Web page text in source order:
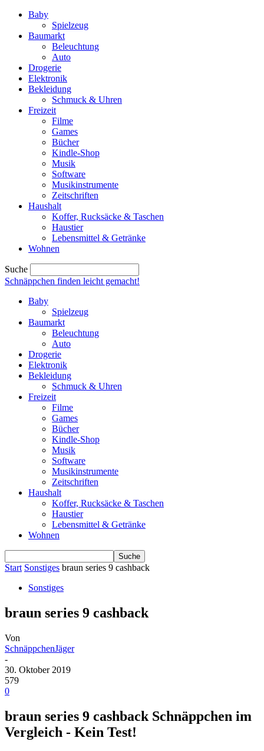
Baby
Spielzeug
Baumarkt
Beleuchtung
Auto
Drogerie
Elektronik
Bekleidung
Schmuck & Uhren
Freizeit
Filme
Games
Bücher
Kindle-Shop
Musik
Software
Musikinstrumente
Zeitschriften
Haushalt
Koffer, Rucksäcke & Taschen
Haustier
Lebensmittel & Getränke
Wohnen
Suche
Schnäppchen finden leicht gemacht!
Baby
Spielzeug
Baumarkt
Beleuchtung
Auto
Drogerie
Elektronik
Bekleidung
Schmuck & Uhren
Freizeit
Filme
Games
Bücher
Kindle-Shop
Musik
Software
Musikinstrumente
Zeitschriften
Haushalt
Koffer, Rucksäcke & Taschen
Haustier
Lebensmittel & Getränke
Wohnen
Start Sonstiges braun series 9 cashback
Sonstiges
braun series 9 cashback
Von
SchnäppchenJäger
-
30. Oktober 2019
579
0
braun series 9 cashback Schnäppchen im
Vergleich - Kein Test!